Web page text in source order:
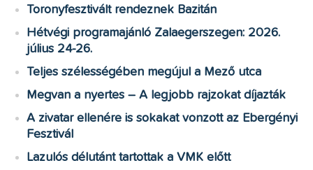
Toronyfesztivált rendeznek Bazitán
Hétvégi programajánló Zalaegerszegen: 2026.
július 24-26.
Teljes szélességében megújul a Mező utca
Megvan a nyertes – A legjobb rajzokat díjazták
A zivatar ellenére is sokakat vonzott az Ebergényi
Fesztivál
Lazulós délutánt tartottak a VMK előtt